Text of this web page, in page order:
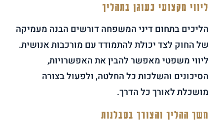
ליווי מקצועי כעוגן בתהליך
הליכים בתחום דיני המשפחה דורשים הבנה מעמיקה
של החוק לצד יכולת להתמודד עם מורכבות אנושית.
ליווי משפטי מאפשר להבין את האפשרויות,
הסיכונים והשלכות כל החלטה, ולפעול בצורה
מושכלת לאורך כל הדרך.
משך ההליך והצורך בסבלנות